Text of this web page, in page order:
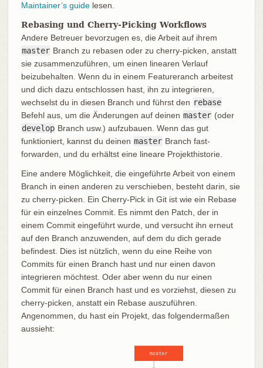
Maintainer’s guidelesen.
Rebasing und Cherry-Picking Workflows
Andere Betreuer bevorzugen es, die Arbeit auf ihrem
master Branch zu rebasen oder zu cherry-picken, anstatt
sie zusammenzuführen, um einen linearen Verlauf
beizubehalten. Wenn du in einem Featureranch arbeitest
und dich dazu entschlossen hast, ihn zu integrieren,
wechselst du in diesen Branch und führst den rebase
Befehl aus, um die Änderungen auf deinen master (oder
develop Branch usw.) aufzubauen. Wenn das gut
funktioniert, kannst du deinen master Branch fast-
forwarden, und du erhältst eine lineare Projekthistorie.
Eine andere Möglichkeit, die eingeführte Arbeit von einem
Branch in einen anderen zu verschieben, besteht darin, sie
zu cherry-picken. Ein Cherry-Pick in Git ist wie ein Rebase
für ein einzelnes Commit. Es nimmt den Patch, der in
einem Commit eingeführt wurde, und versucht ihn erneut
auf den Branch anzuwenden, auf dem du dich gerade
befindest. Dies ist nützlich, wenn du eine Reihe von
Commits für einen Branch hast und nur einen davon
integrieren möchtest. Oder aber wenn du nur einen
Commit für einen Branch hast und es vorziehst, diesen zu
cherry-picken, anstatt ein Rebase auszuführen.
Angenommen, du hast ein Projekt, das folgendermaßen
aussieht: